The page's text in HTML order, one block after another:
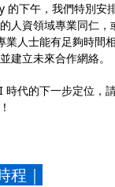
的下午，我們特別安
人資領域專業同仁
業人士能有足夠時間
建立未來合作網絡。
時代的下一步定位，
程｜